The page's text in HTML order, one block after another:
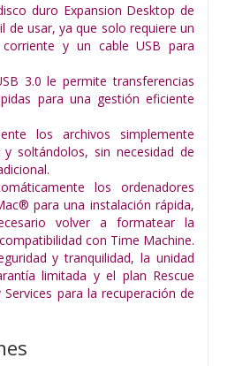
duro Expansion Desktop de
de usar, ya que solo requiere un
y un cable USB para
3.0 le permite transferencias
para una gestión eficiente
los archivos simplemente
y soltándolos, sin necesidad de
los ordenadores
para una instalación rápida,
volver a formatear la
con Time Machine.
y tranquilidad, la unidad
limitada y el plan Rescue
Services para la recuperación de